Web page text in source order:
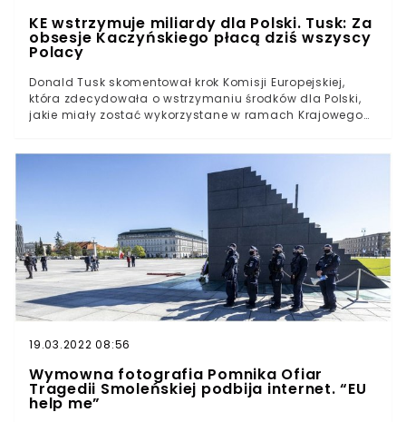
KE wstrzymuje miliardy dla Polski. Tusk: Za
obsesje Kaczyńskiego płacą dziś wszyscy
Polacy
Donald Tusk skomentował krok Komisji Europejskiej,
która zdecydowała o wstrzymaniu środków dla Polski,
jakie miały zostać wykorzystane w ramach Krajowego
i wszystkim Polakom dramatyczne szkody – ocenił
przewodniczący Platformy Obywatelskiej.Komisja
Europejska postanowiła wstrzymać wypłatę miliardów
euro, które miały popłynąć do Polski. Mowa o
ogromnych środkach: 23 mld euro w formie grantów
oraz 34 mld euro jako preferencyjne pożyczki.
Podsumowując: 57 mld euro.Decyzja Brukseli to kolejna
odsłona przepychanek między UE a Warszawą i sporów
toczonych wokół kwestii przestrzegania zasad
praworządności. KE ma obawy w sprawie niezależności
19.03.2022 08:56
Wymowna fotografia Pomnika Ofiar
Tragedii Smoleńskiej podbija internet. “EU
help me”